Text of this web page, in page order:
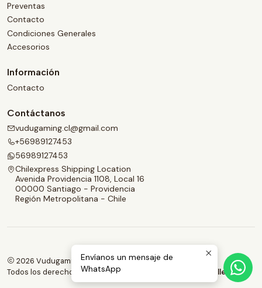
Preventas
Contacto
Condiciones Generales
Accesorios
Información
Contacto
Contáctanos
vudugaming.cl@gmail.com
+56989127453
56989127453
Chilexpress Shipping Location
Avenida Providencia 1108, Local 16
00000 Santiago - Providencia
Región Metropolitana - Chile
2026 Vudugaming.
Todos los derechos reservados.
Desarrollado por Jumpseller
Envíanos un mensaje de
WhatsApp